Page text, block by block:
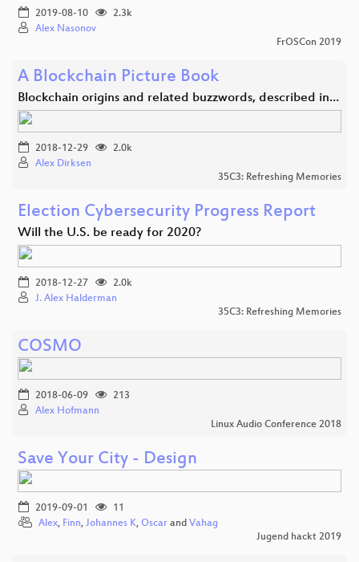
2019-08-10
2.3k
Alex Nasonov
FrOSCon 2019
A Blockchain Picture Book
Blockchain origins and related buzzwords, described in…
2018-12-29
2.0k
Alex Dirksen
35C3: Refreshing Memories
Election Cybersecurity Progress Report
Will the U.S. be ready for 2020?
2018-12-27
2.0k
J. Alex Halderman
35C3: Refreshing Memories
COSMO
2018-06-09
213
Alex Hofmann
Linux Audio Conference 2018
Save Your City - Design
2019-09-01
11
Alex, Finn, Johannes K, Oscar and Vahag
Jugend hackt 2019